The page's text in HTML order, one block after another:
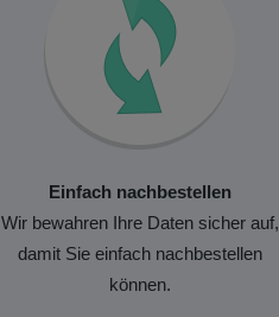
Einfach nachbestellen
Wir bewahren Ihre Daten sicher auf,
damit Sie einfach nachbestellen
können.